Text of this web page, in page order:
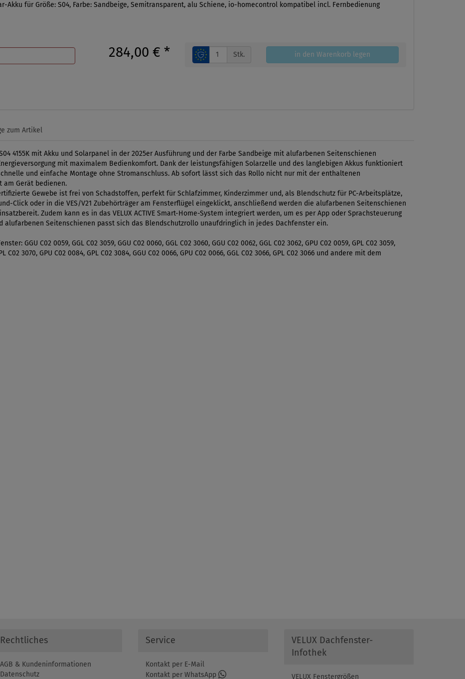
Akku für Größe: S04, Farbe: Sandbeige, Semitransparent, alu Schiene, io-homecontrol kompatibel incl. Fernbedienung
284,00 € * Stk. in den Warenkorb legen
zum Artikel
4155K mit Akku und Solarpanel in der 2025er Ausführung und der Farbe Sandbeige mit alufarbenen Seitenschienen
mit maximalem Bedienkomfort. Dank der leistungsfähigen Solarzelle und des langlebigen Akkus funktioniert
und einfache Montage ohne Stromanschluss. Ab sofort lässt sich das Rollo nicht nur mit der enthaltenen
am Gerät bedienen.
Gewebe ist frei von Schadstoffen, perfekt für Schlafzimmer, Kinderzimmer und, als Blendschutz für PC-Arbeitsplätze,
Click oder in die VES/V21 Zubehörträger am Fensterflügel eingeklickt, anschließend werden die alufarbenen Seitenschienen
Zudem kann es in das VELUX ACTIVE Smart-Home-System integriert werden, um es per App oder Sprachsteuerung
alufarbenen Seitenschienen passt sich das Blendschutzrollo unaufdringlich in jedes Dachfenster ein.
GGU C02 0059, GGL C02 3059, GGU C02 0060, GGL C02 3060, GGU C02 0062, GGL C02 3062, GPU C02 0059, GPL C02 3059,
C02 3070, GPU C02 0084, GPL C02 3084, GGU C02 0066, GPU C02 0066, GGL C02 3066, GPL C02 3066 und andere mit dem
Rechtliches
AGB & Kundeninformationen
Datenschutz
Service
Kontakt per E-Mail
Kontakt per WhatsApp
VELUX Dachfenster-
Infothek
VELUX Fenstergrößen